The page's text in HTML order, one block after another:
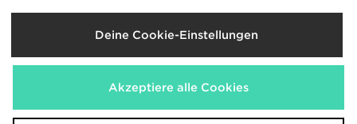
Lieferung Nach
Deutschland
Wir akzeptieren folgende Zahlungsmethoden
Deine Cookie-Einstellungen
Akzeptiere alle Cookies